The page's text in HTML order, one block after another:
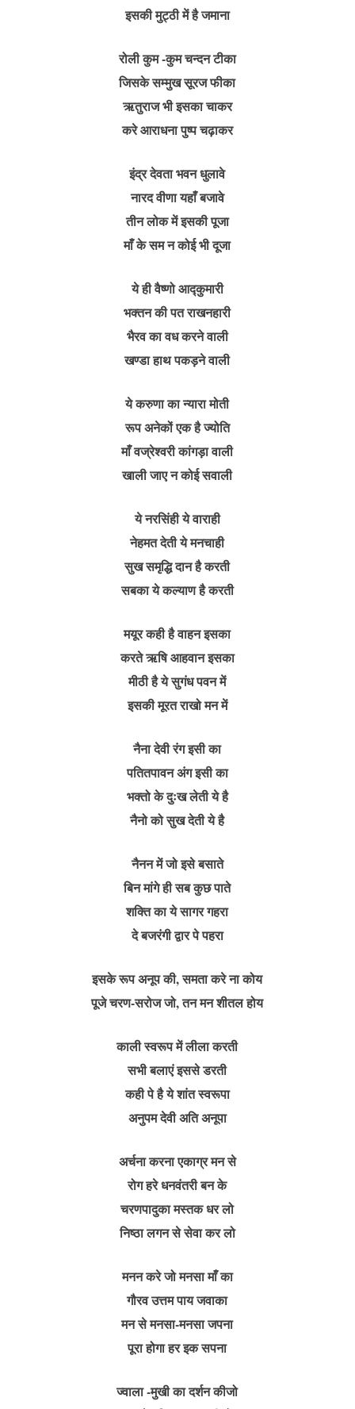
इसकी मुट्ठी में है जमाना
रोली कुम -कुम चन्दन टीका
जिसके सम्मुख सूरज फीका
ऋतुराज भी इसका चाकर
करे आराधना पुष्प चढ़ाकर
इंद्र देवता भवन धुलावे
नारद वीणा यहाँ बजावे
तीन लोक में इसकी पूजा
माँ के सम न कोई भी दूजा
ये ही वैष्णो आद्कुमारी
भक्तन की पत राखनहारी
भैरव का वध करने वाली
खण्डा हाथ पकड़ने वाली
ये करुणा का न्यारा मोती
रूप अनेकों एक है ज्योति
माँ वज्रेश्वरी कांगड़ा वाली
खाली जाए न कोई सवाली
ये नरसिंही ये वाराही
नेहमत देती ये मनचाही
सुख समृद्धि दान है करती
सबका ये कल्याण है करती
मयूर कही है वाहन इसका
करते ऋषि आहवान इसका
मीठी है ये सुगंध पवन में
इसकी मूरत राखो मन में
नैना देवी रंग इसी का
पतितपावन अंग इसी का
भक्तो के दुःख लेती ये है
नैनो को सुख देती ये है
नैनन में जो इसे बसाते
बिन मांगे ही सब कुछ पाते
शक्ति का ये सागर गहरा
दे बजरंगी द्वार पे पहरा
इसके रूप अनूप की, समता करे ना कोय
पूजे चरण-सरोज जो, तन मन शीतल होय
काली स्वरूप में लीला करती
सभी बलाएं इससे डरती
कही पे है ये शांत स्वरूपा
अनुपम देवी अति अनूपा
अर्चना करना एकाग्र मन से
रोग हरे धनवंतरी बन के
चरणपादुका मस्तक धर लो
निष्ठा लगन से सेवा कर लो
मनन करे जो मनसा माँ का
गौरव उत्तम पाय जवाका
मन से मनसा-मनसा जपना
पूरा होगा हर इक सपना
ज्वाला -मुखी का दर्शन कीजो